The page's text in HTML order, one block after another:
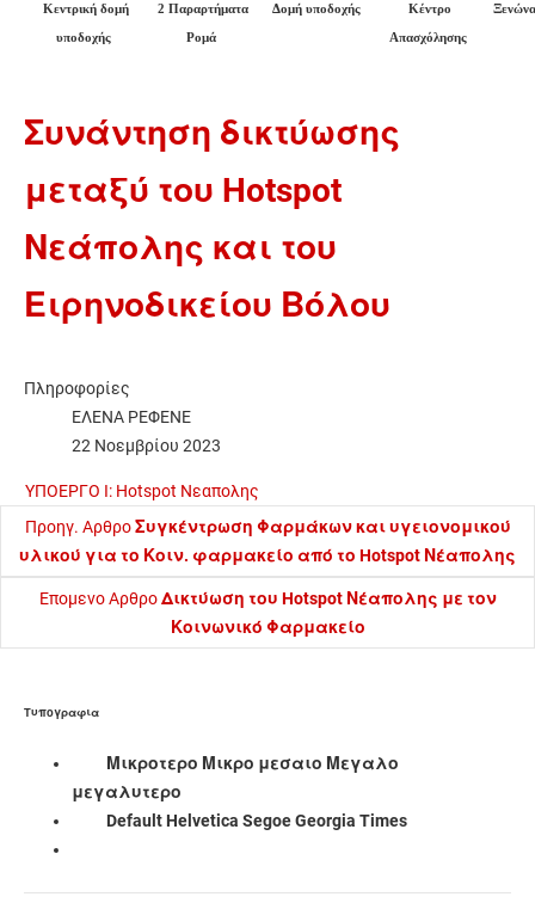
Κεντρική δομή
υποδοχής
2 Παραρτήματα
Ρομά
Δομή υποδοχής Κέντρο
Απασχόλησης
Συνάντηση δικτύωσης
μεταξύ του Hotspot
Νεάπολης και του
Ειρηνοδικείου Βόλου
Πληροφορίες
ΕΛΕΝΑ ΡΕΦΕΝΕ
22 Νοεμβρίου 2023
ΥΠΟΕΡΓΟ Ι: Hotspot Νεαπολης
Προηγ. Αρθρο Συγκέντρωση Φαρμάκων και υγειονομικού
υλικού για το Κοιν. φαρμακείο από το Hotspot Νέαπολης
Επομενο Αρθρο Δικτύωση του Hotspot Νέαπολης με τον
Κοινωνικό Φαρμακείο
Τυπογραφια
Μικροτερο Μικρο μεσαιο Μεγαλο
μεγαλυτερο
Default Helvetica SegoeGeorgia Times